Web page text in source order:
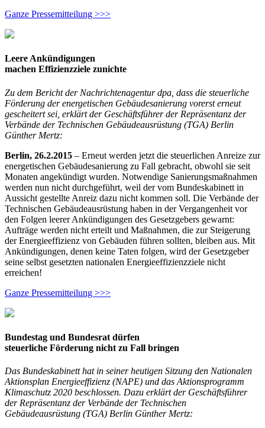
Ganze Pressemitteilung >>>
Leere Ankündigungen
machen Effizienzziele zunichte
Zu dem Bericht der Nachrichtenagentur dpa, dass die steuerliche
Förderung der energetischen Gebäudesanierung vorerst erneut
gescheitert sei, erklärt der Geschäftsführer der Repräsentanz der
Verbände der Technischen Gebäudeausrüstung (TGA) Berlin
Günther Mertz:
Berlin, 26.2.2015 – Erneut werden jetzt die steuerlichen Anreize zur
energetischen Gebäudesanierung zu Fall gebracht, obwohl sie seit
Monaten angekündigt wurden. Notwendige Sanierungsmaßnahmen
werden nun nicht durchgeführt, weil der vom Bundeskabinett in
Aussicht gestellte Anreiz dazu nicht kommen soll. Die Verbände der
Technischen Gebäudeausrüstung haben in der Vergangenheit vor
den Folgen leerer Ankündigungen des Gesetzgebers gewarnt:
Aufträge werden nicht erteilt und Maßnahmen, die zur Steigerung
der Energieeffizienz von Gebäuden führen sollten, bleiben aus. Mit
Ankündigungen, denen keine Taten folgen, wird der Gesetzgeber
seine selbst gesetzten nationalen Energieeffizienzziele nicht
erreichen!
Ganze Pressemitteilung >>>
Bundestag und Bundesrat dürfen
steuerliche Förderung nicht zu Fall bringen
Das Bundeskabinett hat in seiner heutigen Sitzung den Nationalen
Aktionsplan Energieeffizienz (NAPE) und das Aktionsprogramm
Klimaschutz 2020 beschlossen. Dazu erklärt der Geschäftsführer
der Repräsentanz der Verbände der Technischen
Gebäudeausrüstung (TGA) Berlin Günther Mertz: